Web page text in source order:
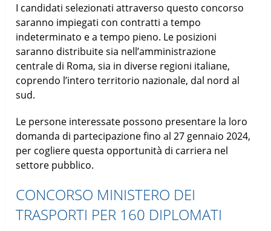
I candidati selezionati attraverso questo concorso
saranno impiegati con contratti a tempo
indeterminato e a tempo pieno. Le posizioni
saranno distribuite sia nell’amministrazione
centrale di Roma, sia in diverse regioni italiane,
coprendo l’intero territorio nazionale, dal nord al
sud.
Le persone interessate possono presentare la loro
domanda di partecipazione fino al 27 gennaio 2024,
per cogliere questa opportunità di carriera nel
settore pubblico.
CONCORSO MINISTERO DEI
TRASPORTI PER 160 DIPLOMATI